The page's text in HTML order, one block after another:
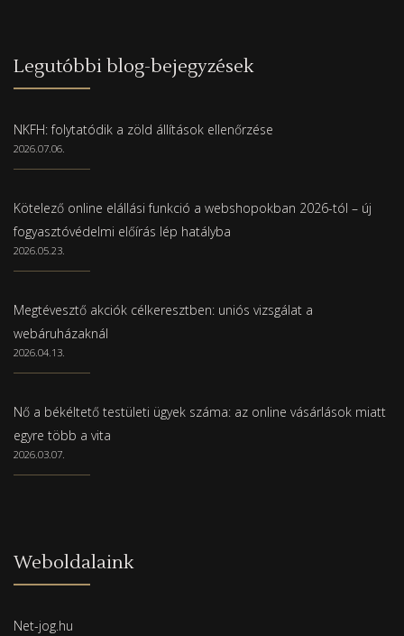
Legutóbbi blog-bejegyzések
NKFH: folytatódik a zöld állítások ellenőrzése
2026.07.06.
Kötelező online elállási funkció a webshopokban 2026-tól – új
fogyasztóvédelmi előírás lép hatályba
2026.05.23.
Megtévesztő akciók célkeresztben: uniós vizsgálat a
webáruházaknál
2026.04.13.
Nő a békéltető testületi ügyek száma: az online vásárlások miatt
egyre több a vita
2026.03.07.
Weboldalaink
Net-jog.hu